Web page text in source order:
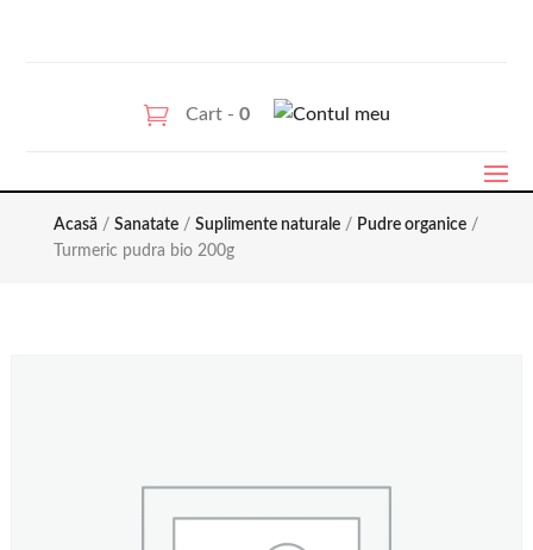
Cart - 0
Acasă/ Sanatate/ Suplimente naturale/ Pudre organice/
Turmeric pudra bio 200g